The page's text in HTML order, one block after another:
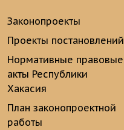
Законопроекты
Проекты постановлений
Нормативные правовые
акты Республики
Хакасия
План законопроектной
работы